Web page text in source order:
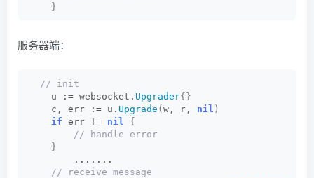
}
    _, message, err := c.
        .......
服务器端：
// init
    u := websocket.
Upgrader{}
    c, err := u.
Upgrade ( w, r, nil )
if err != nil
{
// handle error
}
        .......
// receive message